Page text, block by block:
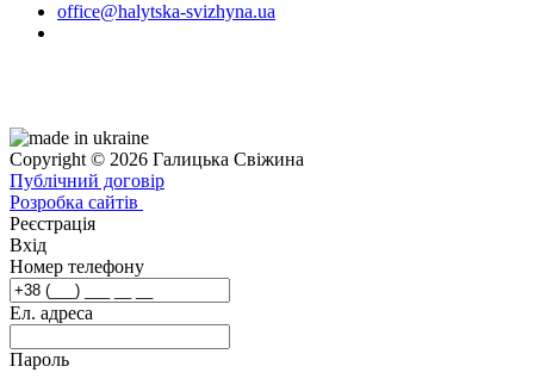
office@halytska-svizhyna.ua
Copyright © 2026 Галицька Свіжина
Публічний договір
Розробка сайтів
Реєстрація
Вхід
Номер телефону
Ел. адреса
Пароль